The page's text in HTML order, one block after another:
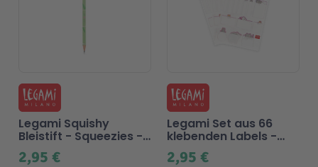
2,95 €
Legami Squishy
Bleistift - Squeezies -
Panda 2,95 €
Legami Set aus 66
klebenden Labels -
Kitty